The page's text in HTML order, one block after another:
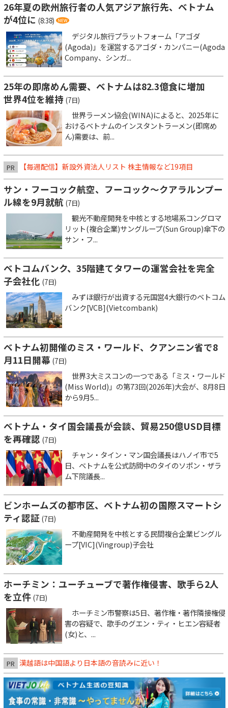
26年夏の欧州旅行者の人気アジア旅行先、ベトナム
が4位に (8:38)
デジタル旅行プラットフォーム「アゴダ
(Agoda)」を運営するアゴダ・カンパニー(Agoda
Company、シンガ...
25年の即席めん需要、ベトナムは82.3億食に増加
世界4位を維持 (7日)
世界ラーメン協会(WINA)によると、2025年に
おけるベトナムのインスタントラーメン(即席め
ん)需要は、前...
PR 【毎週配信】新設外資法人リスト 株主情報など19項目
サン・フーコック航空、フーコック～クアラルンプー
ル線を9月就航 (7日)
観光不動産開発を中核とする地場系コングロマ
リット(複合企業)サングループ(Sun Group)傘下の
サン・フ...
ベトコムバンク、35階建てタワーの運営会社を完全
子会社化 (7日)
みずほ銀行が出資する元国営4大銀行のベトコム
バンク[VCB](Vietcombank)
ベトナム初開催のミス・ワールド、クアンニン省で8
月11日開幕 (7日)
世界3大ミスコンの一つである「ミス・ワールド
(Miss World)」の第73回(2026年)大会が、8月8日
から9月5...
ベトナム・タイ国会議長が会談、貿易250億USD目標
を再確認 (7日)
チャン・タイン・マン国会議長はハノイ市で5
日、ベトナムを公式訪問中のタイのソポン・ザラ
ム下院議長...
ビンホームズの都市区、ベトナム初の国際スマートシ
ティ認証 (7日)
不動産開発を中核とする民間複合企業ビングル
ープ[VIC](Vingroup)子会社
ホーチミン：ユーチューブで著作権侵害、歌手ら2人
を立件 (7日)
ホーチミン市警察は5日、著作権・著作隣接権侵
害の容疑で、歌手のグエン・ティ・ヒエン容疑者
(女)と、...
PR 漢越語は中国語より日本語の音読みに近い！